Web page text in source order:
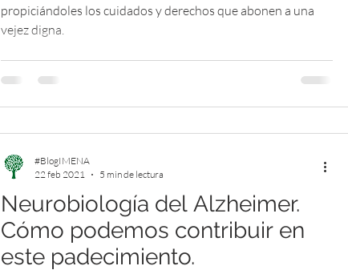
propiciándoles los cuidados y derechos que abonen a una
vejez digna.
Neurobiología del Alzheimer.
Cómo podemos contribuir en
este padecimiento.
#BlogIMENA
22 feb 2021
5 min de lectura